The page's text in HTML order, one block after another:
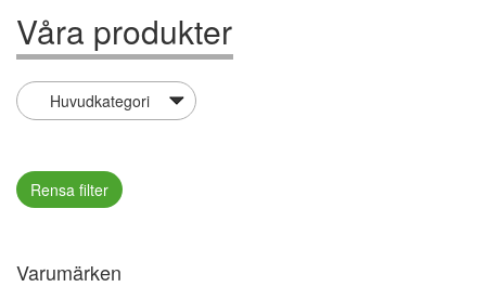
Våra produkter
Rensa filter
Varumärken